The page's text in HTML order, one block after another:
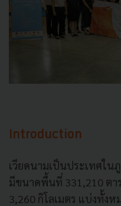
Introduction
เวียดนามเป็นประเทศใน
มีขนาดพื้นที่ 331,210 ตา
3,260 กิโลเมตร แบ่งทั้ง